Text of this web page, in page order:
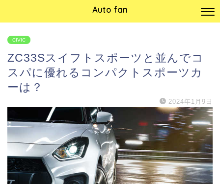
Auto fan
CIVIC
ZC33Sスイフトスポーツと並んでコ
スパに優れるコンパクトスポーツカ
ーは？
2024年1月9日